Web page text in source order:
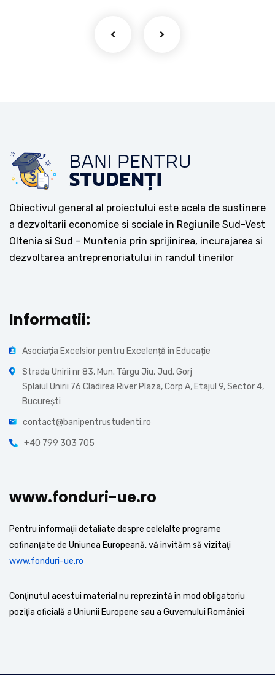
Obiectivul general al proiectului este acela de sustinere
a dezvoltarii economice si sociale in Regiunile Sud-Vest
Oltenia si Sud – Muntenia prin sprijinirea, incurajarea si
dezvoltarea antreprenoriatului in randul tinerilor
Informatii:
Asociația Excelsior pentru Excelență în Educație
Strada Unirii nr 83, Mun. Târgu Jiu, Jud. Gorj
Splaiul Unirii 76 Cladirea River Plaza, Corp A, Etajul 9, Sector 4,
București
contact@banipentrustudenti.ro
+40 799 303 705
www.fonduri-ue.ro
Pentru informaţii detaliate despre celelalte programe
cofinanţate de Uniunea Europeană, vă invităm să vizitaţi
www.fonduri-ue.ro
Conţinutul acestui material nu reprezintă în mod obligatoriu
poziţia oficială a Uniunii Europene sau a Guvernului României